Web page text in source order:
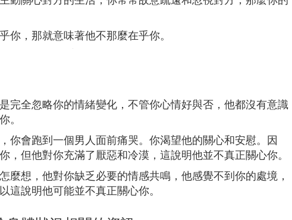
你，那就意味著他不那麼在乎你。
完全忽略你的情緒變化，不管你心情好與否，他都沒有意識
。
你會跑到一個男人面前痛哭。你渴望他的關心和安慰。因
，但他對你充滿了厭惡和冷漠，這說明他並不真正關心你。
麼想，他對你缺乏必要的情感共鳴，他感覺不到你的處境，
這說明他可能並不真正關心你。